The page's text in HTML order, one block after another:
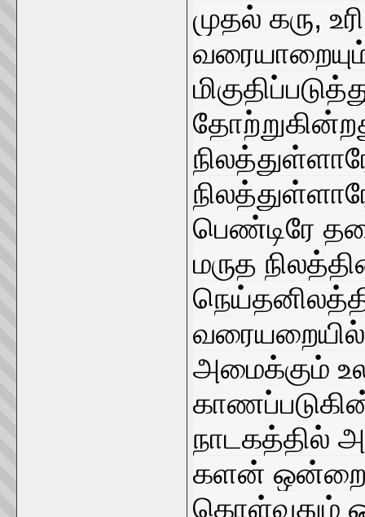
முதல் கரு,
பெண்டிரே
மருத
அமைக்கும்
நாடகத்தில்
களன் ஒன்றை
கொள்வதும்